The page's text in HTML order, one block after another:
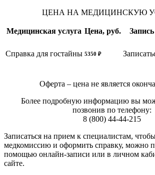
ЦЕНА НА МЕДИЦИНСКУЮ
Медицинская услуга Цена, руб. Запись
Справка для гостайны 5350 ₽
Оферта – цена не является
Более подробную информацию вы
позвонив по телефону:
8 (800) 44-44-215
Записаться на прием к специалистам,
медкомиссию и оформить справку, можно
помощью онлайн-записи или в личном
сайте.